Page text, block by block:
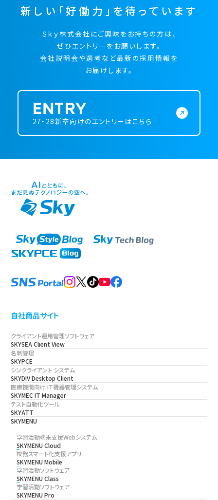
新しい「好働力」を待っています
Ｓｋｙ株式会社にご興味をお持ちの方は、
ぜひエントリーをお願いします。
会社説明会や選考など最新の採用情報を
お届けします。
ENTRY
27・28新卒向けのエントリーはこちら
自社商品サイト
クライアント運用管理ソフトウェア
SKYSEA Client View
名刺管理
SKYPCE
シンクライアント システム
SKYDIV Desktop Client
医療機関向け IT機器管理システム
SKYMEC IT Manager
テスト自動化ツール
SKYATT
SKYMENU
学習活動端末支援Webシステム
SKYMENU Cloud
校務スマート化支援アプリ
SKYMENU Mobile
学習活動ソフトウェア
SKYMENU Class
学習活動ソフトウェア
SKYMENU Pro